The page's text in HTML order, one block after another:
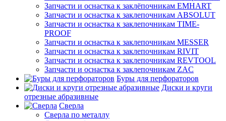
Запчасти и оснастка к заклёпочникам EMHART
Запчасти и оснастка к заклепочникам ABSOLUT
Запчасти и оснастка к заклепочникам TIME-
PROOF
Запчасти и оснастка к заклепочникам MESSER
Запчасти и оснастка к заклепочникам RIVIT
Запчасти и оснастка к заклепочникам REVTOOL
Запчасти и оснастка к заклепочникам ZAC
Буры для перфораторов
Диски и круги
отрезные абразивные
Сверла
Сверла по металлу